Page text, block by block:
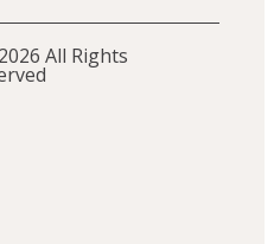
All Rights